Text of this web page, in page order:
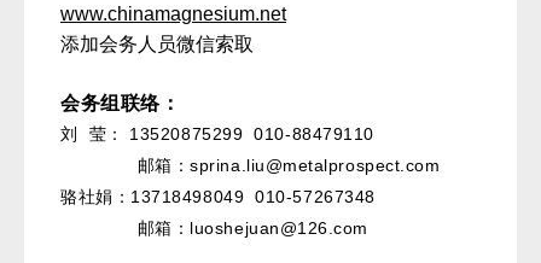
www.chinamagnesium.net
添加会务人员微信索取
会务组联络：
刘 莹：
13520875299 010-88479110
邮箱：sprina.liu@metalprospect.com
骆社娟： 13718498049 010-57267348
邮箱：luoshejuan@126.com